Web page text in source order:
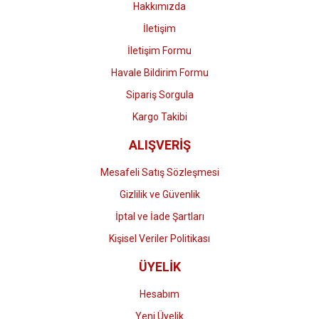
Gönder
Hakkımızda
İletişim
İletişim Formu
Havale Bildirim Formu
Sipariş Sorgula
Kargo Takibi
ALIŞVERİŞ
Mesafeli Satış Sözleşmesi
Gizlilik ve Güvenlik
İptal ve İade Şartları
Kişisel Veriler Politikası
ÜYELİK
Hesabım
Yeni Üyelik